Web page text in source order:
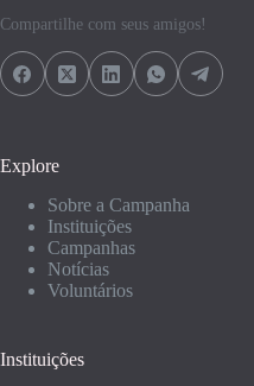
Compartilhe com seus amigos!
Explore
Sobre a Campanha
Instituições
Campanhas
Notícias
Voluntários
Instituições